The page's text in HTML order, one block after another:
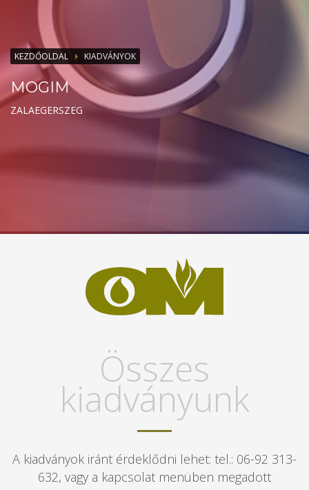
KEZDŐOLDAL KIADVÁNYOK
MOGIM
ZALAEGERSZEG
Összes
kiadványunk
A kiadványok iránt érdeklődni lehet: tel.: 06-92 313-
632, vagy a kapcsolat menüben megadott